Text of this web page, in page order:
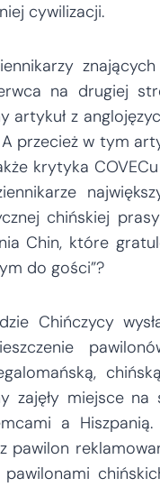
cywilizacji.
na drugiej
z
przecież w tym
krytyka
chińskiej
Chin, które
do gości”?
Chińczycy
miejsce na
a
pawilon